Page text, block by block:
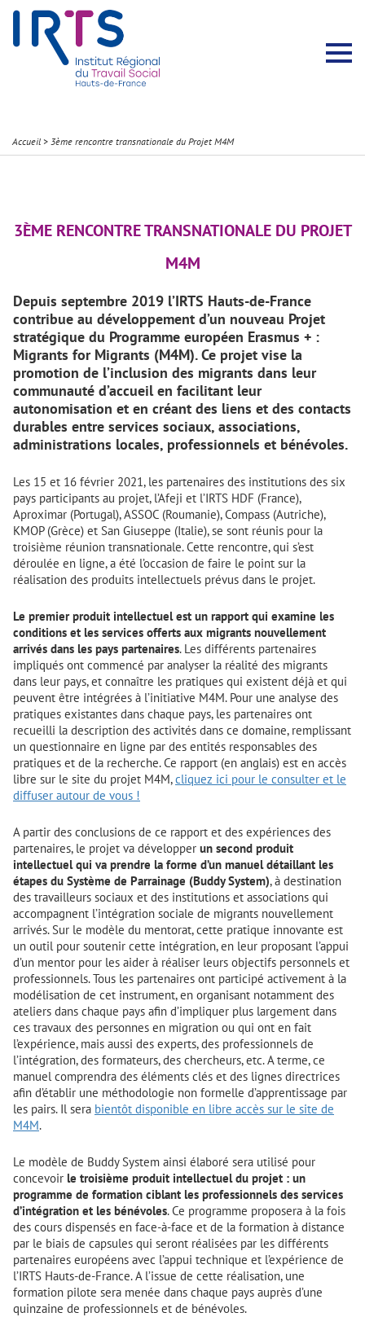
Accueil > 3ème rencontre transnationale du Projet M4M
3ÈME RENCONTRE TRANSNATIONALE DU PROJET
M4M
Depuis septembre 2019 l’IRTS Hauts-de-France
contribue au développement d’un nouveau Projet
stratégique du Programme européen Erasmus + :
Migrants for Migrants (M4M).Ce projet vise la
promotion de l’inclusion des migrants dans leur
communauté d’accueil en facilitant leur
autonomisation et en créant des liens et des contacts
durables entre services sociaux, associations,
administrations locales, professionnels et bénévoles.
Les 15 et 16 février 2021, les partenaires des institutions des six
pays participants au projet, l’Afeji et l’IRTS HDF (France),
Aproximar (Portugal), ASSOC (Roumanie), Compass (Autriche),
KMOP (Grèce) et San Giuseppe (Italie), se sont réunis pour la
troisième réunion transnationale. Cette rencontre, qui s’est
déroulée en ligne, a été l’occasion de faire le point sur la
réalisation des produits intellectuels prévus dans le projet.
Le premier produit intellectuel est un rapport qui examine les
conditions et les services offerts aux migrants nouvellement
arrivés dans les pays partenaires. Les différents partenaires
impliqués ont commencé par analyser la réalité des migrants
dans leur pays, et connaître les pratiques qui existent déjà et qui
peuvent être intégrées à l’initiative M4M. Pour une analyse des
pratiques existantes dans chaque pays, les partenaires ont
recueilli la description des activités dans ce domaine, remplissant
un questionnaire en ligne par des entités responsables des
pratiques et de la recherche. Ce rapport (en anglais) est en accès
libre sur le site du projet M4M,cliquez ici pour le consulter et le
diffuser autour de vous !
A partir des conclusions de ce rapport et des expériences des
partenaires, le projet va développer un second produit
intellectuel qui va prendre la forme d’un manuel détaillant les
étapes du Système de Parrainage (Buddy System), à destination
des travailleurs sociaux et des institutions et associations qui
accompagnent l’intégration sociale de migrants nouvellement
arrivés. Sur le modèle du mentorat, cette pratique innovante est
un outil pour soutenir cette intégration, en leur proposant l’appui
d’un mentor pour les aider à réaliser leurs objectifs personnels et
professionnels. Tous les partenaires ont participé activement à la
modélisation de cet instrument, en organisant notamment des
ateliers dans chaque pays afin d’impliquer plus largement dans
ces travaux des personnes en migration ou qui ont en fait
l’expérience, mais aussi des experts, des professionnels de
l’intégration, des formateurs, des chercheurs, etc. A terme, ce
manuel comprendra des éléments clés et des lignes directrices
afin d’établir une méthodologie non formelle d’apprentissage par
les pairs. Il sera bientôt disponible en libre accès sur le site de
M4M.
Le modèle de Buddy System ainsi élaboré sera utilisé pour
concevoir le troisième produit intellectuel du projet : un
programme de formation ciblant les professionnels des services
d’intégration et les bénévoles. Ce programme proposera à la fois
des cours dispensés en face-à-face et de la formation à distance
par le biais de capsules qui seront réalisées par les différents
partenaires européens avec l’appui technique et l’expérience de
l’IRTS Hauts-de-France. A l’issue de cette réalisation, une
formation pilote sera menée dans chaque pays auprès d’une
quinzaine de professionnels et de bénévoles.